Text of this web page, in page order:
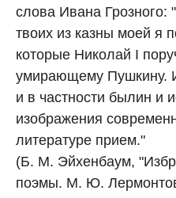
слова Ивана
твоих из казны моей я
которые Николай I
умирающему Пушкину.
и в частности былин и
изображения
литературе прием."
(Б. М. Эйхенбаум,
поэмы. М. Ю.